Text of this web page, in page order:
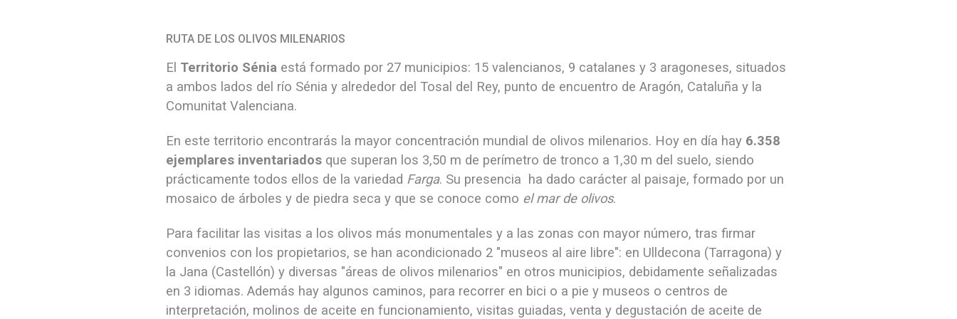
RUTA DE LOS OLIVOS MILENARIOS
El Territorio Sénia está formado por 27 municipios: 15 valencianos, 9 catalanes y 3 aragoneses, situados
a ambos lados del río Sénia y alrededor del Tosal del Rey, punto de encuentro de Aragón, Cataluña y la
Comunitat Valenciana.
En este territorio encontrarás la mayor concentración mundial de olivos milenarios. Hoy en día hay 6.358
ejemplares inventariados que superan los 3,50 m de perímetro de tronco a 1,30 m del suelo, siendo
prácticamente todos ellos de la variedad Farga. Su presencia ha dado carácter al paisaje, formado por un
mosaico de árboles y de piedra seca y que se conoce como el mar de olivos.
Para facilitar las visitas a los olivos más monumentales y a las zonas con mayor número, tras firmar
convenios con los propietarios, se han acondicionado 2 "museos al aire libre": en Ulldecona (Tarragona) y
la Jana (Castellón) y diversas "áreas de olivos milenarios" en otros municipios, debidamente señalizadas
en 3 idiomas. Además hay algunos caminos, para recorrer en bici o a pie y museos o centros de
interpretación, molinos de aceite en funcionamiento, visitas guiadas, venta y degustación de aceite de